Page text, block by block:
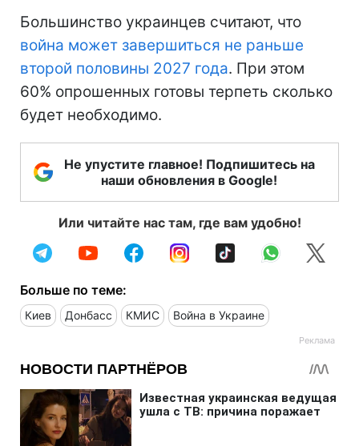
Большинство украинцев считают, что
война может завершиться не раньше
второй половины 2027 года. При этом
60% опрошенных готовы терпеть сколько
будет необходимо.
Не упустите главное! Подпишитесь на
наши обновления в Google!
Или читайте нас там, где вам удобно!
Больше по теме:
Киев Донбасс КМИС Война в Украине